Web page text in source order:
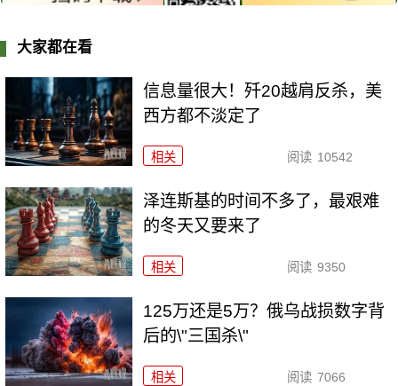
大家都在看
信息量很大！歼20越肩反杀，美
西方都不淡定了
相关 阅读 10542
泽连斯基的时间不多了，最艰难
的冬天又要来了
相关 阅读 9350
125万还是5万？俄乌战损数字背
后的\"三国杀\"
相关 阅读 7066